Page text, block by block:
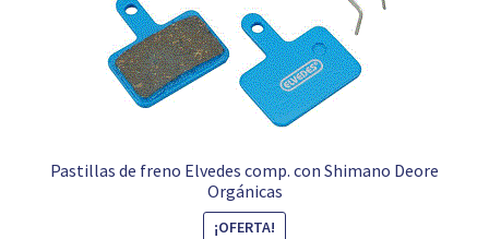
Pastillas de freno Elvedes comp. con Shimano Deore
Orgánicas
¡OFERTA!